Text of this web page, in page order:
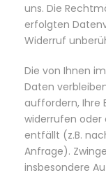
uns. Die
erfolgten
Widerruf
Die von Ihnen
Daten
auffordern, Ihre
widerrufen oder
entfällt (z.B.
Anfrage).
insbesondere